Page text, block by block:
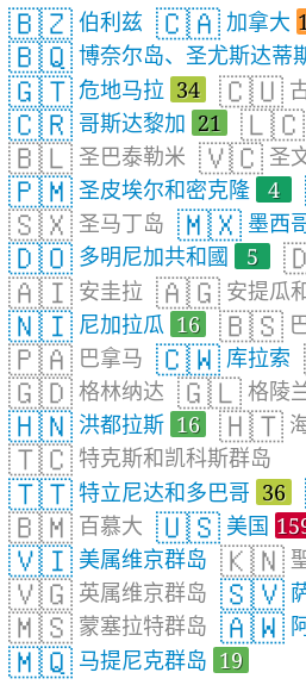
🇧🇿 伯利兹 🇨🇦 加拿大
🇧🇶 博奈尔岛、圣尤斯达蒂
🇬🇹 危地马拉 34 🇨🇺
🇨🇷 哥斯达黎加 21 🇱🇨
🇧🇱 圣巴泰勒米 🇻🇨 圣
🇵🇲 圣皮埃尔和密克隆 4
🇸🇽 圣马丁岛 🇲🇽 墨西
🇩🇴 多明尼加共和國 5
🇦🇮 安圭拉 🇦🇬 安提瓜
🇳🇮 尼加拉瓜 16 🇧🇸
🇵🇦 巴拿马 🇨🇼 库拉索
🇬🇩 格林纳达 🇬🇱 格陵
🇭🇳 洪都拉斯 16 🇭🇹
🇹🇨 特克斯和凯科斯群岛
🇹🇹 特立尼达和多巴哥 36
🇧🇲 百慕大 🇺🇸 美国
🇻🇮 美属维京群岛 🇰🇳
🇻🇬 英属维京群岛 🇸🇻
🇲🇸 蒙塞拉特群岛 🇦🇼
🇲🇶 马提尼克群岛 19